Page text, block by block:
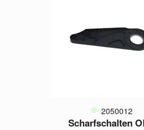
2050012
Scharfschalten